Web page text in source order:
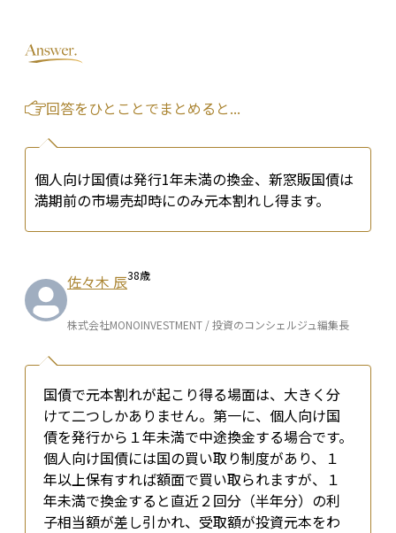
回答をひとことでまとめると...
個人向け国債は発行1年未満の換金、新窓販国債は
満期前の市場売却時にのみ元本割れし得ます。
佐々木 辰38歳
株式会社MONOINVESTMENT / 投資のコンシェルジュ編集長
国債で元本割れが起こり得る場面は、大きく分
けて二つしかありません。第一に、個人向け国
債を発行から１年未満で中途換金する場合です。
個人向け国債には国の買い取り制度があり、１
年以上保有すれば額面で買い取られますが、１
年未満で換金すると直近２回分（半年分）の利
子相当額が差し引かれ、受取額が投資元本をわ